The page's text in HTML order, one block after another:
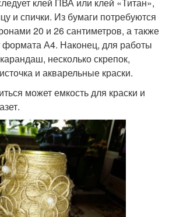
клей ПВА или клей «Титан»,
и спички. Из бумаги потребуются
20 и 26 сантиметров, а также
формата А4. Наконец, для работы
несколько скрепок,
и акварельные краски.
может емкость для краски и